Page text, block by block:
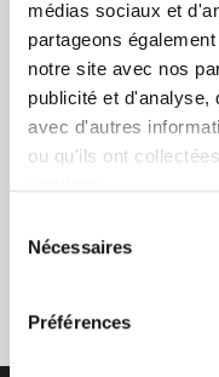
médias sociaux et
partageons
notre site avec nos
publicité et d'analyse,
avec d'autres
ou qu'ils ont
Nécessaires
Préférences
+ de